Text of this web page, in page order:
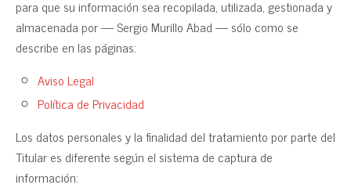
para que su información sea recopilada, utilizada, gestionada y
almacenada por — Sergio Murillo Abad — sólo como se
describe en las páginas:
Aviso Legal
Política de Privacidad
Los datos personales y la finalidad del tratamiento por parte del
Titular es diferente según el sistema de captura de
información: